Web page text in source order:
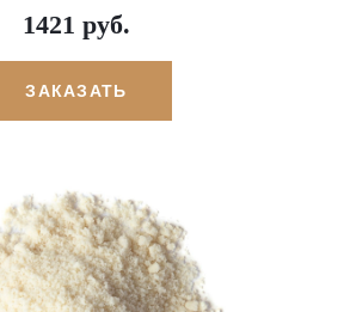
1421 руб.
ЗАКАЗАТЬ